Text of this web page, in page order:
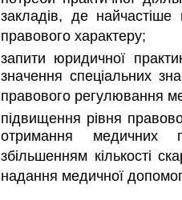
закладів, де
правового характеру;
запити юридичної
значення спеціальних
правового регулювання
підвищення рівня
отримання медичних
збільшенням кількості
надання медичної